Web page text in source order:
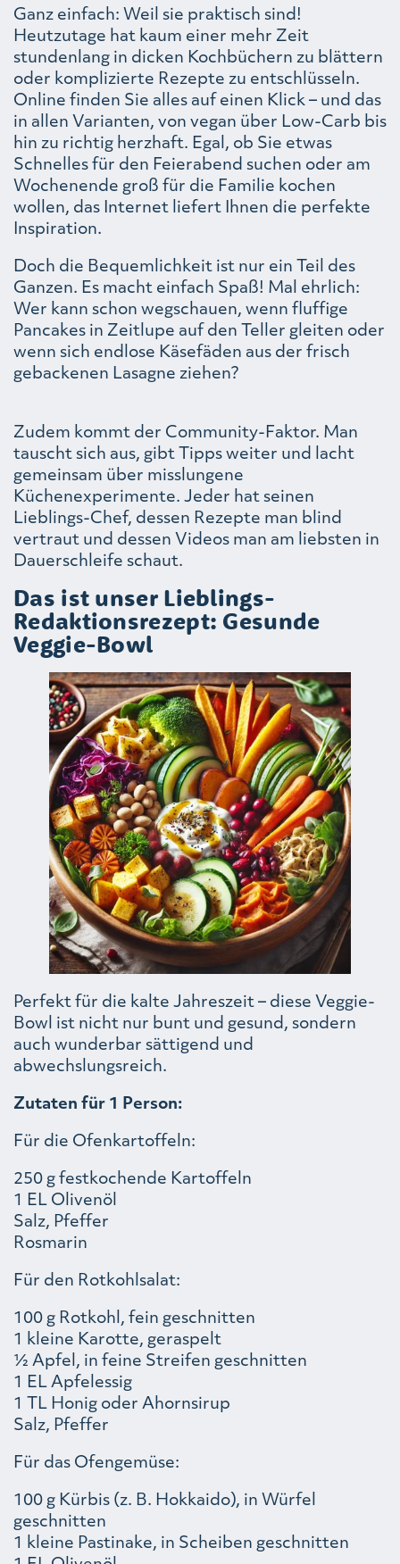
Ganz einfach: Weil sie praktisch sind!
Heutzutage hat kaum einer mehr Zeit
stundenlang in dicken Kochbüchern zu blättern
oder komplizierte Rezepte zu entschlüsseln.
Online finden Sie alles auf einen Klick – und das
in allen Varianten, von vegan über Low-Carb bis
hin zu richtig herzhaft. Egal, ob Sie etwas
Schnelles für den Feierabend suchen oder am
Wochenende groß für die Familie kochen
wollen, das Internet liefert Ihnen die perfekte
Inspiration.
Doch die Bequemlichkeit ist nur ein Teil des
Ganzen. Es macht einfach Spaß! Mal ehrlich:
Wer kann schon wegschauen, wenn fluffige
Pancakes in Zeitlupe auf den Teller gleiten oder
wenn sich endlose Käsefäden aus der frisch
gebackenen Lasagne ziehen?
Zudem kommt der Community-Faktor. Man
tauscht sich aus, gibt Tipps weiter und lacht
gemeinsam über misslungene
Küchenexperimente. Jeder hat seinen
Lieblings-Chef, dessen Rezepte man blind
vertraut und dessen Videos man am liebsten in
Dauerschleife schaut.
Das ist unser Lieblings-
Redaktionsrezept: Gesunde
Veggie-Bowl
Perfekt für die kalte Jahreszeit – diese Veggie-
Bowl ist nicht nur bunt und gesund, sondern
auch wunderbar sättigend und
abwechslungsreich.
Zutaten für 1 Person:
Für die Ofenkartoffeln:
250 g festkochende Kartoffeln
1 EL Olivenöl
Salz, Pfeffer
Rosmarin
Für den Rotkohlsalat:
100 g Rotkohl, fein geschnitten
1 kleine Karotte, geraspelt
½ Apfel, in feine Streifen geschnitten
1 EL Apfelessig
1 TL Honig oder Ahornsirup
Salz, Pfeffer
Für das Ofengemüse:
100 g Kürbis (z. B. Hokkaido), in Würfel
geschnitten
1 kleine Pastinake, in Scheiben geschnitten